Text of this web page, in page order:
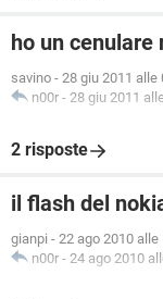
ho un cenulare
savino - 28 giu 2011 alle
n00r - 28 giu 2011
2 risposte
il flash del
gianpi - 22 ago 2010 alle
n00r - 24 ago 2010